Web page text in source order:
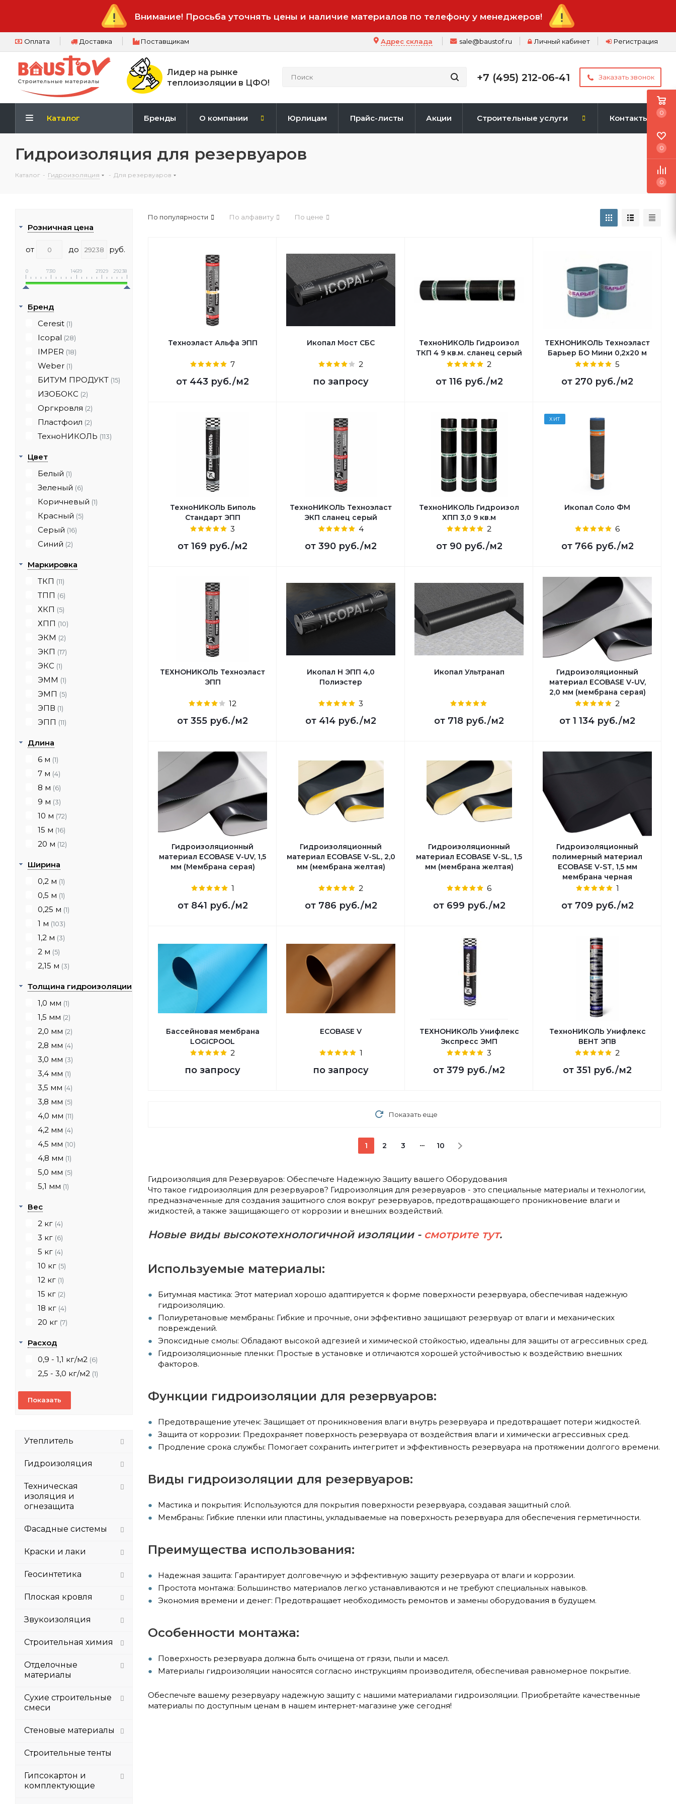
Внимание! Просьба уточнять цены и наличие материалов по телефону у менеджеров!
Оплата Доставка Поставщикам Регистрация
Личный кабинет
sale@baustof.ru
Адрес склада
Лидер на рынке
теплоизоляции в ЦФО!
+7 (495) 212-06-41 Заказать звонок
Каталог Бренды О компании Юрлицам Прайс-листы Акции Строительные услуги Контакты
Гидроизоляция для резервуаров
Каталог - Гидроизоляция - Для резервуаров
По популярности По алфавиту По цене
Техноэласт Альфа ЭПП
7
от 443 руб./м2
Икопал Мост СБС
2
по запросу
ТехноНИКОЛЬ Гидроизол
ТКП 4 9 кв.м. сланец серый
2
от 116 руб./м2
ТЕХНОНИКОЛЬ Техноэласт
Барьер БО Мини 0,2х20 м
5
от 270 руб./м2
ТехноНИКОЛЬ Биполь
Стандарт ЭПП
3
от 169 руб./м2
ТехноНИКОЛЬ Техноэласт
ЭКП сланец серый
4
от 390 руб./м2
ТехноНИКОЛЬ Гидроизол
ХПП 3,0 9 кв.м
2
от 90 руб./м2
ХИТ
Икопал Соло ФМ
6
от 766 руб./м2
ТЕХНОНИКОЛЬ Техноэласт
ЭПП
12
от 355 руб./м2
Икопал Н ЭПП 4,0
Полиэстер
3
от 414 руб./м2
Икопал Ультранап
от 718 руб./м2
Гидроизоляционный
материал ECOBASE V-UV,
2,0 мм (мембрана cерая)
2
от 1 134 руб./м2
Гидроизоляционный
материал ECOBASE V-UV, 1,5
мм (Мембрана серая)
1
от 841 руб./м2
Гидроизоляционный
материал ECOBASE V-SL, 2,0
мм (мембрана желтая)
2
от 786 руб./м2
Гидроизоляционный
материал ECOBASE V-SL, 1,5
мм (мембрана желтая)
6
от 699 руб./м2
Гидроизоляционный
полимерный материал
ECOBASE V-ST, 1,5 мм
мембрана черная
1
от 709 руб./м2
Бассейновая мембрана
LOGICPOOL
2
по запросу
ECOBASE V
1
по запросу
ТЕХНОНИКОЛЬ Унифлекс
Экспресс ЭМП
3
от 379 руб./м2
ТехноНИКОЛЬ Унифлекс
ВЕНТ ЭПВ
2
от 351 руб./м2
Показать еще
1 2 3 10
Гидроизоляция для Резервуаров: Обеспечьте Надежную Защиту вашего Оборудования
Что такое гидроизоляция для резервуаров? Гидроизоляция для резервуаров - это специальные материалы и технологии,
предназначенные для создания защитного слоя вокруг резервуаров, предотвращающего проникновение влаги и
жидкостей, а также защищающего от коррозии и внешних воздействий.
Новые виды высокотехнологичной изоляции - смотрите тут.
Используемые материалы:
Битумная мастика: Этот материал хорошо адаптируется к форме поверхности резервуара, обеспечивая надежную
гидроизоляцию.
Полиуретановые мембраны: Гибкие и прочные, они эффективно защищают резервуар от влаги и механических
повреждений.
Эпоксидные смолы: Обладают высокой адгезией и химической стойкостью, идеальны для защиты от агрессивных сред.
Гидроизоляционные пленки: Простые в установке и отличаются хорошей устойчивостью к воздействию внешних
факторов.
Функции гидроизоляции для резервуаров:
Предотвращение утечек: Защищает от проникновения влаги внутрь резервуара и предотвращает потери жидкостей.
Защита от коррозии: Предохраняет поверхность резервуара от воздействия влаги и химически агрессивных сред.
Продление срока службы: Помогает сохранить интегритет и эффективность резервуара на протяжении долгого времени.
Виды гидроизоляции для резервуаров:
Мастика и покрытия: Используются для покрытия поверхности резервуара, создавая защитный слой.
Мембраны: Гибкие пленки или пластины, укладываемые на поверхность резервуара для обеспечения герметичности.
Преимущества использования:
Надежная защита: Гарантирует долговечную и эффективную защиту резервуара от влаги и коррозии.
Простота монтажа: Большинство материалов легко устанавливаются и не требуют специальных навыков.
Экономия времени и денег: Предотвращает необходимость ремонтов и замены оборудования в будущем.
Особенности монтажа:
Поверхность резервуара должна быть очищена от грязи, пыли и масел.
Материалы гидроизоляции наносятся согласно инструкциям производителя, обеспечивая равномерное покрытие.
Обеспечьте вашему резервуару надежную защиту с нашими материалами гидроизоляции. Приобретайте качественные
материалы по доступным ценам в нашем интернет-магазине уже сегодня!
Розничная цена
от до руб.
0 7310 14619 21929 29238
Бренд
Ceresit (1)
Icopal (28)
IMPER (18)
Weber (1)
БИТУМ ПРОДУКТ (15)
ИЗОБОКС (2)
Оргкровля (2)
Пластфоил (2)
ТехноНИКОЛЬ (113)
Цвет
Белый (1)
Зеленый (6)
Коричневый (1)
Красный (5)
Серый (16)
Синий (2)
Маркировка
ТКП (11)
ТПП (6)
ХКП (5)
ХПП (10)
ЭКМ (2)
ЭКП (17)
ЭКС (1)
ЭММ (1)
ЭМП (5)
ЭПВ (1)
ЭПП (11)
Длина
6 м (1)
7 м (4)
8 м (6)
9 м (3)
10 м (72)
15 м (16)
20 м (12)
Ширина
0,2 м (1)
0,5 м (1)
0,25 м (1)
1 м (103)
1,2 м (3)
2 м (5)
2,15 м (3)
Толщина гидроизоляции
1,0 мм (1)
1,5 мм (2)
2,0 мм (2)
2,8 мм (4)
3,0 мм (3)
3,4 мм (1)
3,5 мм (4)
3,8 мм (5)
4,0 мм (11)
4,2 мм (4)
4,5 мм (10)
4,8 мм (1)
5,0 мм (5)
5,1 мм (1)
Вес
2 кг (4)
3 кг (6)
5 кг (4)
10 кг (5)
12 кг (1)
15 кг (2)
18 кг (4)
20 кг (7)
Расход
0,9 - 1,1 кг/м2 (6)
2,5 - 3,0 кг/м2 (1)
Утеплитель
Гидроизоляция
Техническая
изоляция и
огнезащита
Фасадные системы
Краски и лаки
Геосинтетика
Плоская кровля
Звукоизоляция
Строительная химия
Отделочные
материалы
Сухие строительные
смеси
Стеновые материалы
Строительные тенты
Гипсокартон и
комплектующие
0
0
0